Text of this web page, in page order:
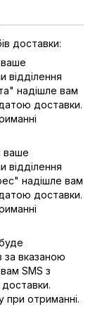
доставки:
ваше
відділення
надішле вам
доставки.
ваше
відділення
надішле вам
доставки.
за вказаною
SMS з
при отриманні.